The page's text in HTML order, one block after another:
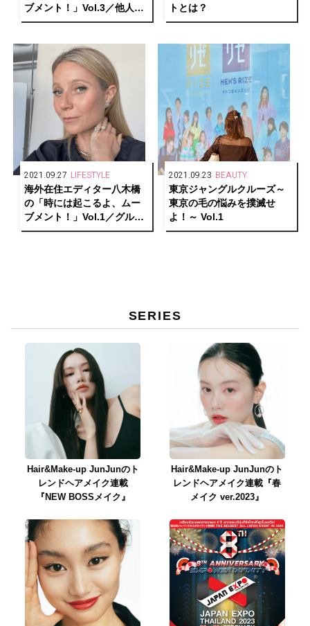
ブメント！」Vol.3／他人の
エロスも蜜の味
トとは？
2021.09.27 LIFESTYLE
海外在住エディター八木橋
の「時には起こるよ、ムー
ブメント！」Vol.1／グルテ
ンフリーのブームが終わ
2021.09.23 BEAUTY
東京ジャングルクルーズ～
東京の毛の悩みを撲滅せ
よ！～ Vol.1
SERIES
Hair&Make-up JunJunのト
レンドヘアメイク連載
『NEW BOSSメイク』
Hair&Make-up JunJunのト
レンドヘアメイク連載『春
メイク ver.2023』